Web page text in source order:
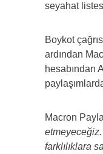
seyahat
Boykot
ardından
hesabından
Macron
farklılıklara